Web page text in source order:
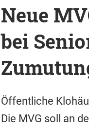
Neue
bei
Öffentliche
Die MVG soll an